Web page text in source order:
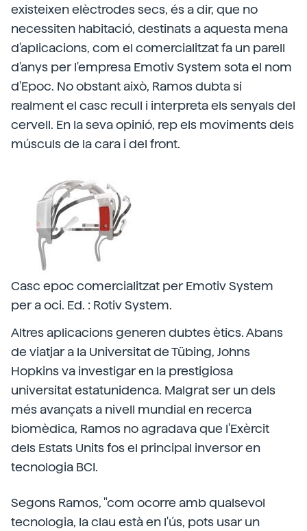
existeixen elèctrodes secs, és a dir, que no
necessiten habitació, destinats a aquesta mena
d'aplicacions, com el comercialitzat fa un parell
d'anys per l'empresa Emotiv System sota el nom
d'Epoc. No obstant això, Ramos dubta si
realment el casc recull i interpreta els senyals del
cervell. En la seva opinió, rep els moviments dels
músculs de la cara i del front.
Casc epoc comercialitzat per Emotiv System
per a oci. Ed. : Rotiv System.
Altres aplicacions generen dubtes ètics. Abans
de viatjar a la Universitat de Tübing, Johns
Hopkins va investigar en la prestigiosa
universitat estatunidenca. Malgrat ser un dels
més avançats a nivell mundial en recerca
biomèdica, Ramos no agradava que l'Exèrcit
dels Estats Units fos el principal inversor en
tecnologia BCI.
Segons Ramos, "com ocorre amb qualsevol
tecnologia, la clau està en l'ús, pots usar un